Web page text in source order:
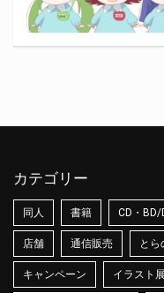
カテゴリー
同人 書籍 CD・BD/
店舗 通信販売 とら
キャンペーン イラスト展